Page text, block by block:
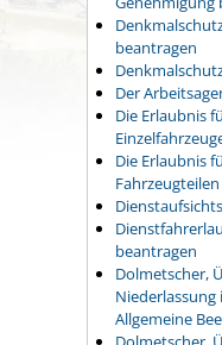
beantragen
Der
Die Erlaubnis
Die Erlaubnis
beantragen
Dolmetscher,
Allgemeine